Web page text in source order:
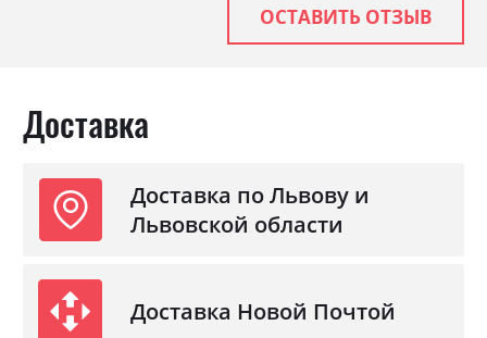
ОСТАВИТЬ ОТЗЫВ
Доставка
Доставка по Львову и
Львовской области
Доставка Новой Почтой